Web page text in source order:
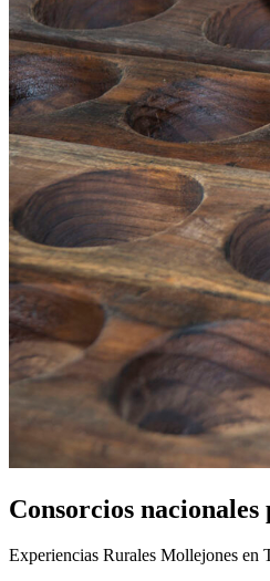
Consorcios
Experiencias Rurales Mollejones en